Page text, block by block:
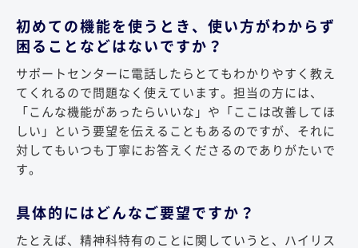
初めての機能を使うとき、使い方がわからず
困ることなどはないですか？
サポートセンターに電話したらとてもわかりやすく教え
てくれるので問題なく使えています。担当の方には、
「こんな機能があったらいいな」や「ここは改善してほ
しい」という要望を伝えることもあるのですが、それに
対してもいつも丁寧にお答えくださるのでありがたいで
す。
具体的にはどんなご要望ですか？
たとえば、精神科特有のことに関していうと、ハイリス